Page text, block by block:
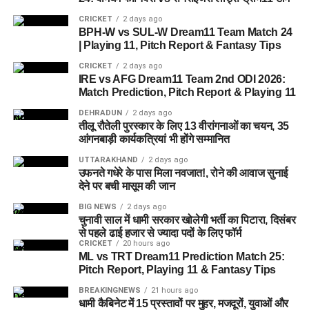
जेल नहीं, रेजिडेंशियल कॉम्प्लेक्स जैसा
होगा माहौल
आलंबन गांव की सबसे खास बात यही होगी कि यहां रहने वाली महिलाओं
और बच्चों को यह महसूस न हो कि वे किसी जेल या बंद संस्थान में रह रहे
हैं। इसके बजाय पूरा परिसर एक रेजिडेंशियल कॉम्प्लेक्स की तरह विकसित
किया जाएगा, जहां सुरक्षा के साथ रहने, पढ़ाई, दैनिक जीवन और सामाजिक
विकास से जुड़ी सुविधाएं उपलब्ध होंगी।
CRICKET 2 days ago
BPH-W vs SUL-W Dream11 Team Match 24
| Playing 11, Pitch Report & Fantasy Tips
CRICKET 2 days ago
IRE vs AFG Dream11 Team 2nd ODI 2026:
Match Prediction, Pitch Report & Playing 11
DEHRADUN 2 days ago
तीलू रौतेली पुरस्कार के लिए 13 वीरांगनाओं का चयन, 35
आंगनबाड़ी कार्यकत्रियां भी होंगे सम्मानित
UTTARAKHAND 2 days ago
उफनते गधेरे के पास मिला नवजात!, रोने की आवाज सुनाई
देने पर बची मासूम की जान
BIG NEWS 2 days ago
चुनावी साल में धामी सरकार खोलेगी भर्ती का पिटारा, दिसंबर
से पहले ढाई हजार से ज्यादा पदों के लिए फॉर्म
CRICKET 20 hours ago
ML vs TRT Dream11 Prediction Match 25:
Pitch Report, Playing 11 & Fantasy Tips
BREAKINGNEWS 21 hours ago
धामी कैबिनेट में 15 प्रस्तावों पर मुहर, मजदूरों, युवाओं और